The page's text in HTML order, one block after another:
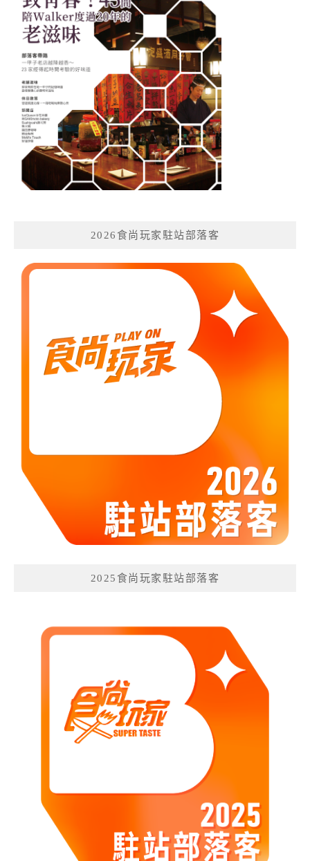
2026食尚玩家駐站部落客
2025食尚玩家駐站部落客